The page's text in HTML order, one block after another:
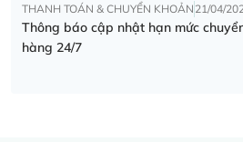
THANH TOÁN & CHUYỂN KHOẢN 21/04/
Thông báo cập nhật hạn mức
hàng 24/7